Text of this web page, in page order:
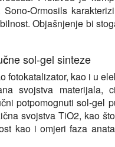
Ormosils
Objašnjenje bi
sol-gel sinteze
fotokatalizator, kao i u
svojstva materijala,
potpomognuti sol-gel
svojstva TiO2, kao
kao i omjeri faza